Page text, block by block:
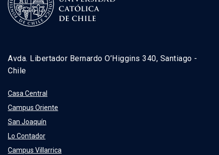
Avda. Libertador Bernardo O’Higgins 340, Santiago -
Chile
Casa Central
Campus Oriente
San Joaquín
Lo Contador
Campus Villarrica